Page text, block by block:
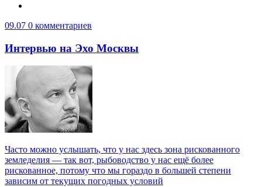
09.07 0 комментариев
Интервью на Эхо Москвы
Часто можно услышать, что у нас здесь зона рискованного
земледелия — так вот, рыбоводство у нас ещё более
рискованное, потому что мы гораздо в большей степени
зависим от текущих погодных условий